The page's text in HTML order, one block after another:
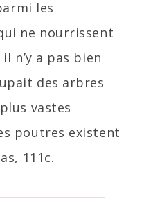
les
ne nourrissent
n’y a pas bien
des arbres
vastes
poutres existent
111c.